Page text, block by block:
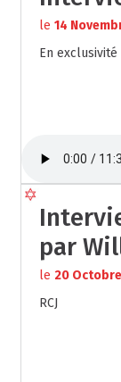
le 14
En
par
le 20
RCJ